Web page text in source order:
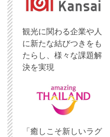
観光に関わる企業や人
に新たな結びつきをも
たらし、様々な課題解
決を実現
「癒しこそ新しいラグ